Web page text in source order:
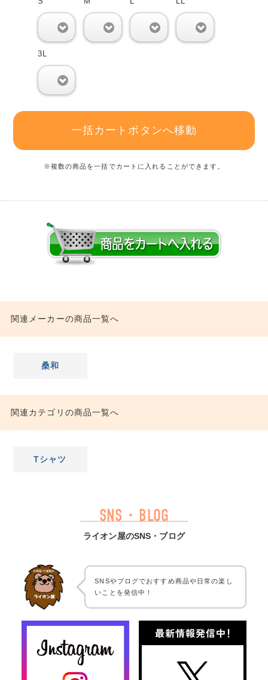
3L
一括カートボタンへ移動
※複数の商品を一括でカートに入れることができます。
関連メーカーの商品一覧へ
桑和
関連カテゴリの商品一覧へ
Tシャツ
SNS・BLOG
ライオン屋のSNS・ブログ
SNSやブログでおすすめ商品や日常の楽し
いことを発信中！